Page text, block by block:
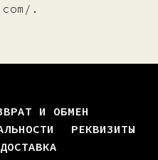
.
И ОБМЕН
РЕКВИЗИТЫ
ДОСТАВКА